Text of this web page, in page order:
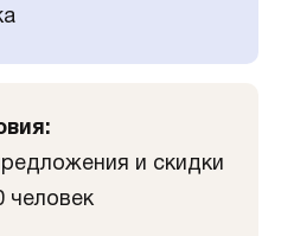
и скидки
человек